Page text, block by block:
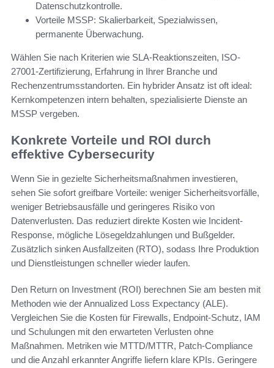
Datenschutzkontrolle.
Vorteile MSSP: Skalierbarkeit, Spezialwissen,
permanente Überwachung.
Wählen Sie nach Kriterien wie SLA-Reaktionszeiten, ISO-
27001-Zertifizierung, Erfahrung in Ihrer Branche und
Rechenzentrumsstandorten. Ein hybrider Ansatz ist oft ideal:
Kernkompetenzen intern behalten, spezialisierte Dienste an
MSSP vergeben.
Konkrete Vorteile und ROI durch
effektive Cybersecurity
Wenn Sie in gezielte Sicherheitsmaßnahmen investieren,
sehen Sie sofort greifbare Vorteile: weniger Sicherheitsvorfälle,
weniger Betriebsausfälle und geringeres Risiko von
Datenverlusten. Das reduziert direkte Kosten wie Incident-
Response, mögliche Lösegeldzahlungen und Bußgelder.
Zusätzlich sinken Ausfallzeiten (RTO), sodass Ihre Produktion
und Dienstleistungen schneller wieder laufen.
Den Return on Investment (ROI) berechnen Sie am besten mit
Methoden wie der Annualized Loss Expectancy (ALE).
Vergleichen Sie die Kosten für Firewalls, Endpoint-Schutz, IAM
und Schulungen mit den erwarteten Verlusten ohne
Maßnahmen. Metriken wie MTTD/MTTR, Patch-Compliance
und die Anzahl erkannter Angriffe liefern klare KPIs. Geringere